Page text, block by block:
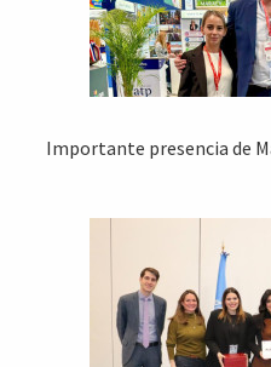
Importante presencia de